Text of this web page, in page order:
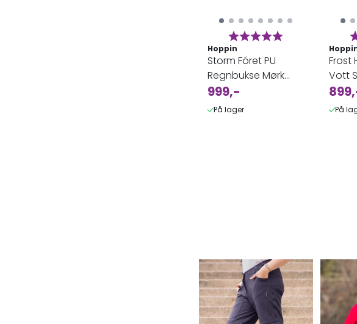
Karakter: 5.0 av 5 mulige
Hoppin
Storm Fóret PU
Regnbukse Mørk
Grønn Dame
999,-
På lager
Frost
Vott
På